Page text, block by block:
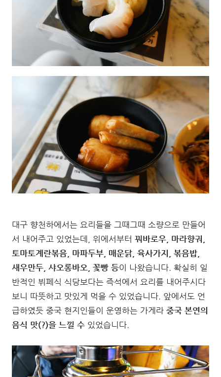
대구 향천하에서는 요리들을 그때그때 소량으로 만들어
서 내어주고 있었는데, 위에서부터 꿔바로우, 마라향궈,
토마토계란볶음, 마파두부, 매운닭, 육사가지, 볶음밥,
새우만두, 샤오롱바오, 꽃빵 등이 나왔습니다. 확실히 일
반적인 뷔페식 식당보다는 즉석에서 요리를 내어주시다
보니 따뜻하고 맛있게 먹을 수 있었습니다. 앞에서도 언
급하였듯 중국 현지인들이 운영하는 가게라 중국 본연의
음식 맛(?)을 느낄 수 있었습니다.